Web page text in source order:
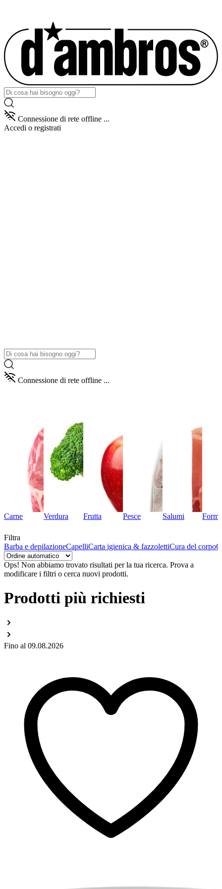
Connessione di rete offline ...
Accedi o registrati
Connessione di rete offline ...
Carne Verdura Frutta Pesce Salumi
Filtra
Barba e depilazioneCapelliCarta igienica & fazzolettiCura del corpo
Ops! Non abbiamo trovato risultati per la tua ricerca. Prova a
modificare i filtri o cerca nuovi prodotti.
Prodotti più richiesti
Fino al 09.08.2026